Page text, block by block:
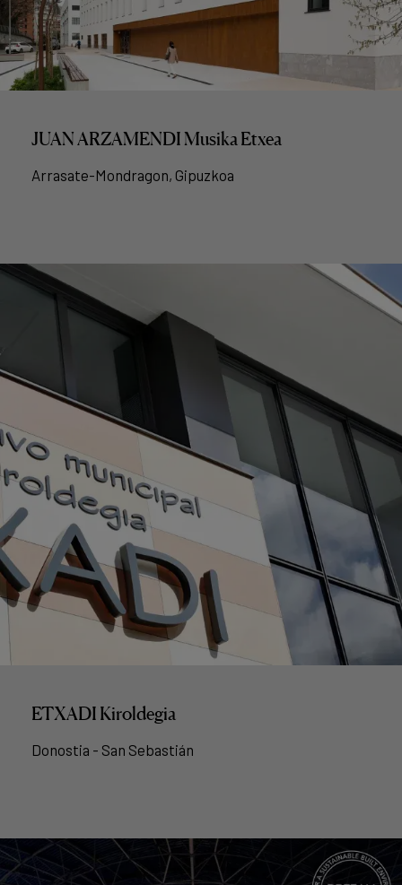
JUAN ARZAMENDI Musika Etxea
Arrasate-Mondragon, Gipuzkoa
ETXADI Kiroldegia
Donostia - San Sebastián